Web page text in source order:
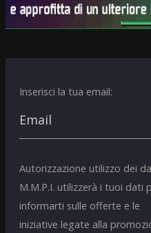
Inserisci la tua email:
Autorizzazione utilizzo dei
M.M.P.I. utilizzerà i tuoi dati
informarti sulle offerte e le
iniziative legate alla